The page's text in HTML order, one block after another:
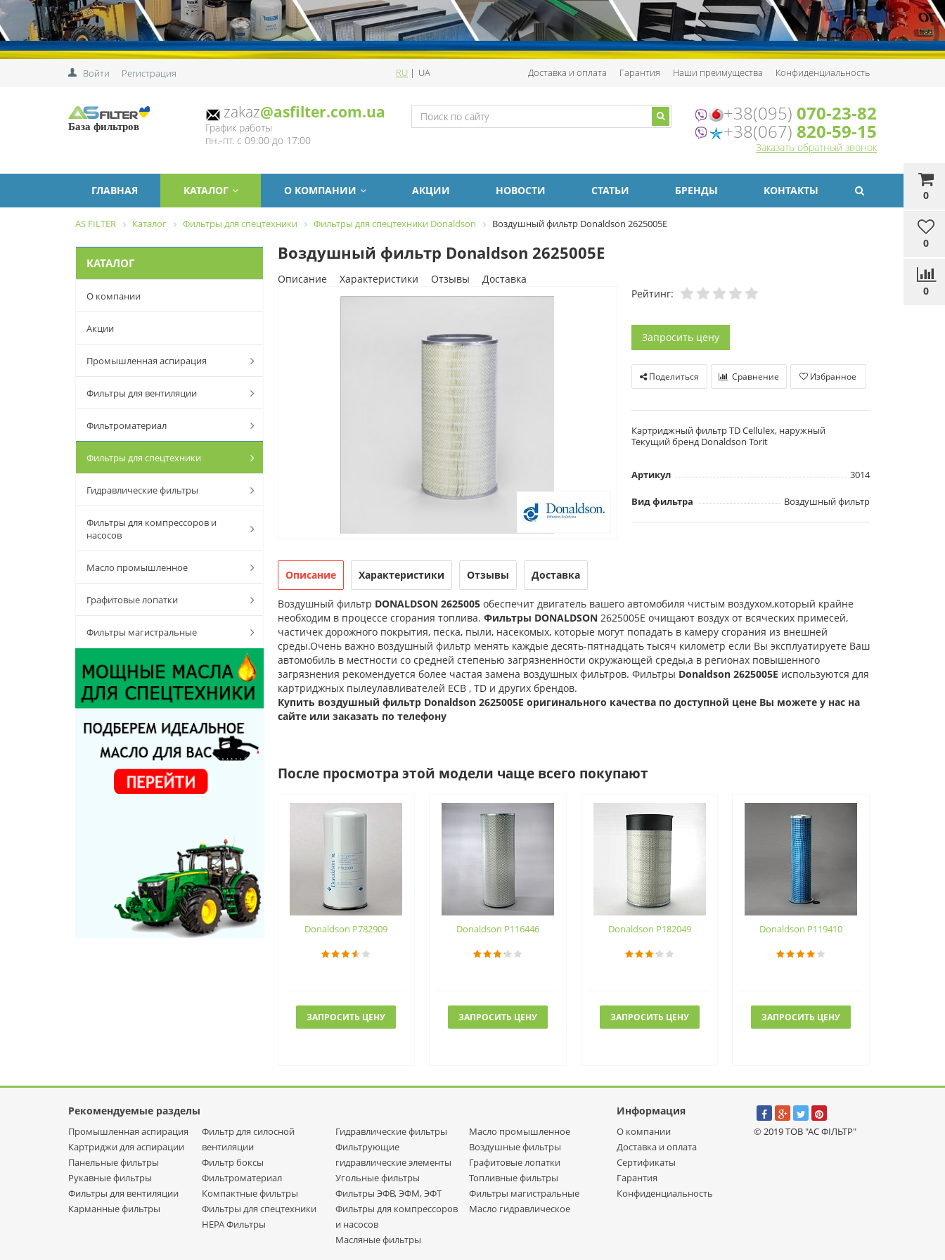
Войти Регистрация RU| UA Доставка и оплата Гарантия Наши преимущества Конфиденциальность
0
0
0
База фильтров
zakaz@asfilter.com.ua
График работы
пн.-пт. с 09:00 до 17:00
+38(095) 070-23-82
+38(067) 820-59-15
Заказать обратный звонок
ГЛАВНАЯ КАТАЛОГ О КОМПАНИИ АКЦИИ НОВОСТИ СТАТЬИ БРЕНДЫ КОНТАКТЫ
AS FILTER Каталог Фильтры для спецтехники Фильтры для спецтехники Donaldson Воздушный фильтр Donaldson 2625005E
КАТАЛОГ
О компании
Акции
Промышленная аспирация
Фильтры для вентиляции
Фильтроматериал
Фильтры для спецтехники
Гидравлические фильтры
Фильтры для компрессоров и
насосов
Масло промышленное
Графитовые лопатки
Фильтры магистральные
Воздушный фильтр Donaldson 2625005E
Описание Характеристики Отзывы
Доставка
Рейтинг:
Запросить цену
Поделиться Сравнение Избранное
Картриджный фильтр TD Cellulex, наружный
Текущий бренд Donaldson Torit
Артикул 3014
Вид фильтра Воздушный фильтр
Описание Характеристики Отзывы Доставка
Воздушный фильтр DONALDSON 2625005обеспечит двигатель вашего автомобиля чистым воздухом,который крайне
необходим в процессе сгорания топлива. Фильтры DONALDSON2625005E очищают воздух от всяческих примесей,
частичек дорожного покрытия, песка, пыли, насекомых, которые могут попадать в камеру сгорания из внешней
среды.Очень важно воздушный фильтр менять каждые десять-пятнадцать тысяч километр если Вы эксплуатируете Ваш
автомобиль в местности со средней степенью загрязненности окружающей среды,а в регионах повышенного
загрязнения рекомендуется более частая замена воздушных фильтров. Фильтры Donaldson 2625005E используются для
картриджных пылеулавливателей ECB , TD и других брендов.
Купить воздушный фильтрDonaldson 2625005E оригинального качества по доступной цене Вы можете у нас на
сайте или заказать по телефону
После просмотра этой модели чаще всего покупают
Donaldson P782909
ЗАПРОСИТЬ ЦЕНУ
Donaldson P116446
ЗАПРОСИТЬ ЦЕНУ
Donaldson P182049
ЗАПРОСИТЬ ЦЕНУ
Donaldson P119410
ЗАПРОСИТЬ ЦЕНУ
Рекомендуемые разделы Информация
Промышленная аспирация
Картриджи для аспирации
Панельные фильтры
Рукавные фильтры
Фильтры для вентиляции
Карманные фильтры
Фильтр для силосной
вентиляции
Фильтр боксы
Фильтроматериал
Компактные фильтры
Фильтры для спецтехники
НЕРА Фильтры
Гидравлические фильтры
Фильтрующие
гидравлические элементы
Угольные фильтры
Фильтры ЭФВ, ЭФМ, ЭФТ
Фильтры для компрессоров
и насосов
Масляные фильтры
Масло промышленное
Воздушные фильтры
Графитовые лопатки
Топливные фильтры
Фильтры магистральные
Масло гидравлическое
О компании
Доставка и оплата
Сертификаты
Гарантия
Конфиденциальность
© 2019 ТОВ "АС ФІЛЬТР"